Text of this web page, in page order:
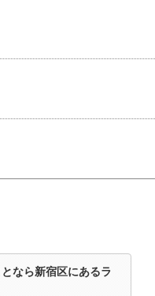
なら新宿区にあるラ